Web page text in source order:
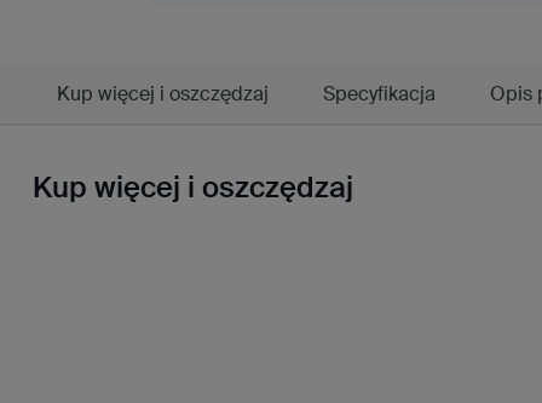
Kup więcej i oszczędzaj Specyfikacja Opis
Kup więcej i oszczędzaj